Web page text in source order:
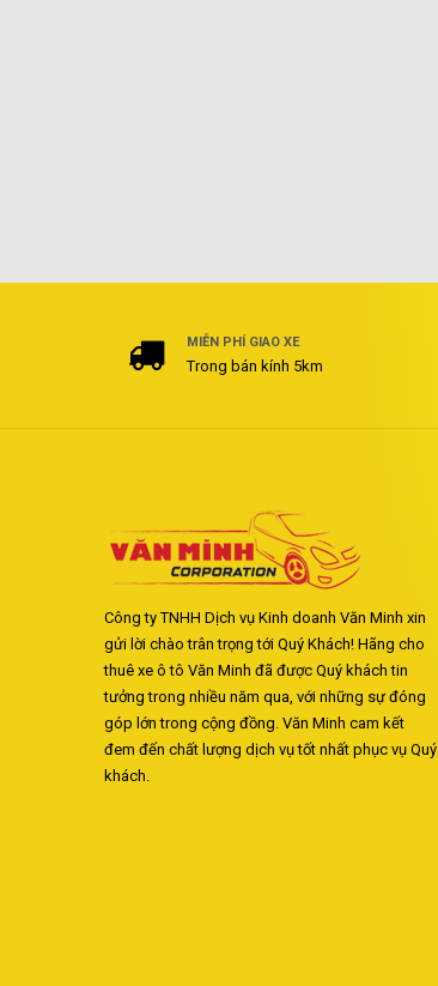
MIỄN PHÍ GIAO XE
Trong bán kính 5km
Công ty TNHH Dịch vụ Kinh doanh Văn Minh xin
gửi lời chào trân trọng tới Quý Khách! Hãng cho
thuê xe ô tô Văn Minh đã được Quý khách tin
tưởng trong nhiều năm qua, với những sự đóng
góp lớn trong cộng đồng. Văn Minh cam kết
đem đến chất lượng dịch vụ tốt nhất phục vụ Quý
khách.